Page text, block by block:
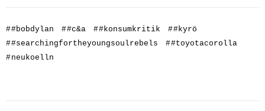
##bobdylan ##c&a ##konsumkritik ##kyrö
##searchingfortheyoungsoulrebels ##toyotacorolla
#neukoelln